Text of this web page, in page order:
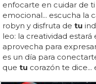
enfocarte en cuidar de
emocional... escucha la
robyn y disfruta de tu
leo: la creatividad
aprovecha para
es un día para
que tu corazón te dice...